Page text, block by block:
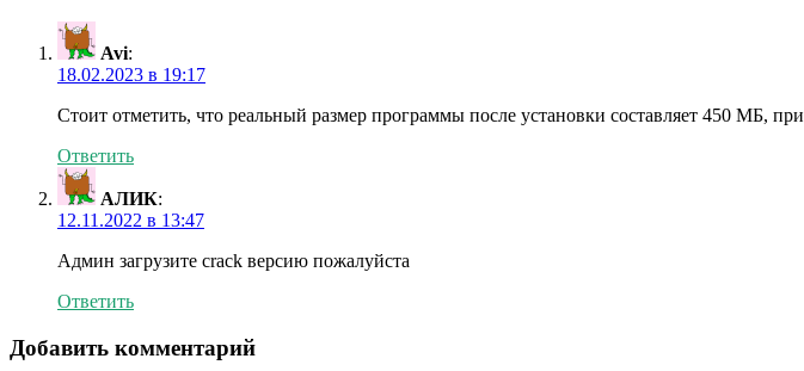
Avi:
18.02.2023 в 19:17
Стоит отметить, что реальный размер программы после установки составляет 450 МБ,
Ответить
АЛИК:
12.11.2022 в 13:47
Админ загрузите crack версию пожалуйста
Ответить
Добавить комментарий